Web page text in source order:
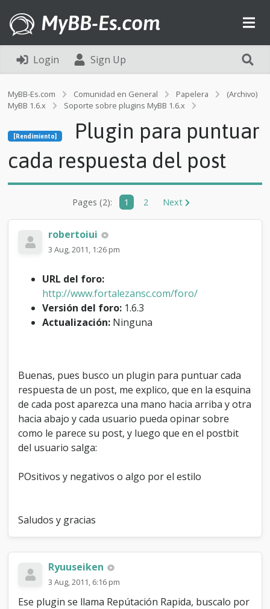
MyBB-Es.com
Login Sign Up
MyBB-Es.com Comunidad en General Papelera
(Archivo)
MyBB 1.6.x
Soporte sobre plugins MyBB 1.6.x
P
l
g
n
r
e
s
p
e
s
t
[Rendimiento]
Plugin para puntuar
cada respuesta del post
Pages (2): 1 2 Next
robertoiui
3 Aug, 2011, 1:26 pm
URL del foro:
http://www.fortalezansc.com/foro/
Versión del foro: 1.6.3
Actualización: Ninguna
Buenas, pues busco un plugin para puntuar cada
respuesta de un post, me explico, que en la esquina
de cada post aparezca una mano hacia arriba y otra
hacia abajo y cada usuario pueda opinar sobre
como le parece su post, y luego que en el postbit
del usuario salga:
POsitivos y negativos o algo por el estilo
Saludos y gracias
Ryuuseiken
3 Aug, 2011, 6:16 pm
Ese plugin se llama Repútación Rapida, buscalo por